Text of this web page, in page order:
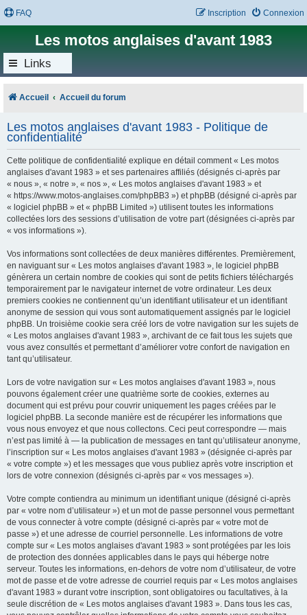
FAQ Connexion
Inscription
Les motos anglaises d'avant 1983
Links
Accueil Accueil du forum
Les motos anglaises d'avant 1983 - Politique de
confidentialité
Cette politique de confidentialité explique en détail comment « Les motos
anglaises d'avant 1983 » et ses partenaires affiliés (désignés ci-après par
« nous », « notre », « nos », « Les motos anglaises d'avant 1983 » et
« https://www.motos-anglaises.com/phpBB3 ») et phpBB (désigné ci-après par
« logiciel phpBB » et « phpBB Limited ») utilisent toutes les informations
collectées lors des sessions d’utilisation de votre part (désignées ci-après par
« vos informations »).
Vos informations sont collectées de deux manières différentes. Premièrement,
en naviguant sur « Les motos anglaises d'avant 1983 », le logiciel phpBB
génèrera un certain nombre de cookies qui sont de petits fichiers téléchargés
temporairement par le navigateur internet de votre ordinateur. Les deux
premiers cookies ne contiennent qu’un identifiant utilisateur et un identifiant
anonyme de session qui vous sont automatiquement assignés par le logiciel
phpBB. Un troisième cookie sera créé lors de votre navigation sur les sujets de
« Les motos anglaises d'avant 1983 », archivant de ce fait tous les sujets que
vous avez consultés et permettant d’améliorer votre confort de navigation en
tant qu’utilisateur.
Lors de votre navigation sur « Les motos anglaises d'avant 1983 », nous
pouvons également créer une quatrième sorte de cookies, externes au
document qui est prévu pour couvrir uniquement les pages créées par le
logiciel phpBB. La seconde manière est de récupérer les informations que
vous nous envoyez et que nous collectons. Ceci peut correspondre — mais
n’est pas limité à — la publication de messages en tant qu’utilisateur anonyme,
l’inscription sur « Les motos anglaises d'avant 1983 » (désignée ci-après par
« votre compte ») et les messages que vous publiez après votre inscription et
lors de votre connexion (désignés ci-après par « vos messages »).
Votre compte contiendra au minimum un identifiant unique (désigné ci-après
par « votre nom d’utilisateur ») et un mot de passe personnel vous permettant
de vous connecter à votre compte (désigné ci-après par « votre mot de
passe ») et une adresse de courriel personnelle. Les informations de votre
compte sur « Les motos anglaises d'avant 1983 » sont protégées par les lois
de protection des données applicables dans le pays qui héberge notre
serveur. Toutes les informations, en-dehors de votre nom d’utilisateur, de votre
mot de passe et de votre adresse de courriel requis par « Les motos anglaises
d'avant 1983 » durant votre inscription, sont obligatoires ou facultatives, à la
seule discrétion de « Les motos anglaises d'avant 1983 ». Dans tous les cas,